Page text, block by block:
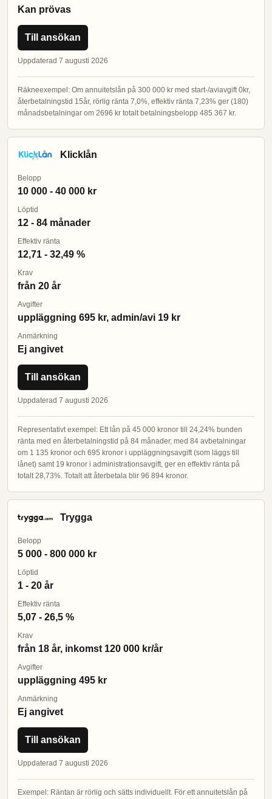
Kan prövas
Till ansökan
Uppdaterad 7 augusti 2026
Räkneexempel: Om annuitetslån på 300 000 kr med start-/aviavgift 0kr,
återbetalningstid 15år, rörlig ränta 7,0%, effektiv ränta 7,23% ger (180)
månadsbetalningar om 2696 kr totalt betalningsbelopp 485 367 kr.
Klicklån
Belopp
10 000 - 40 000 kr
Löptid
12 - 84 månader
Effektiv ränta
12,71 - 32,49 %
Krav
från 20 år
Avgifter
uppläggning 695 kr, admin/avi 19 kr
Anmärkning
Ej angivet
Till ansökan
Uppdaterad 7 augusti 2026
Representativt exempel: Ett lån på 45 000 kronor till 24,24% bunden
ränta med en återbetalningstid på 84 månader, med 84 avbetalningar
om 1 135 kronor och 695 kronor i uppläggningsavgift (som läggs till
lånet) samt 19 kronor i administrationsavgift, ger en effektiv ränta på
totalt 28,73%. Totalt att återbetala blir 96 894 kronor.
Trygga
Belopp
5 000 - 800 000 kr
Löptid
1 - 20 år
Effektiv ränta
5,07 - 26,5 %
Krav
från 18 år, inkomst 120 000 kr/år
Avgifter
uppläggning 495 kr
Anmärkning
Ej angivet
Till ansökan
Uppdaterad 7 augusti 2026
Exempel: Räntan är rörlig och sätts individuellt. För ett annuitetslån på